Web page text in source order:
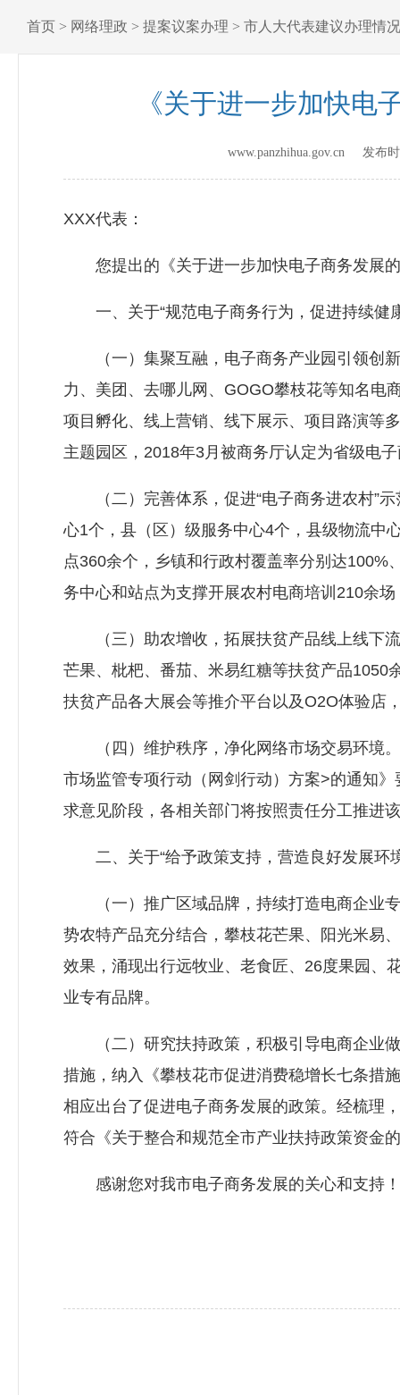
首页 > 网络理政 > 提案议案办理 > 市人大代表建议办理情况
《关于进一步加快电
www.panzhihua.gov.cn 发布
XXX代表：
您提出的《关于进一步加快电子商务发展的
一、关于“规范电子商务行为，促进持续健
（一）集聚互融，电子商务产业园引领创新
力、美团、去哪儿网、GOGO攀枝花等知名电
项目孵化、线上营销、线下展示、项目路演等
主题园区，2018年3月被商务厅认定为省级电
（二）完善体系，促进“电子商务进农村”示
心1个，县（区）级服务中心4个，县级物流中
点360余个，乡镇和行政村覆盖率分别达
务中心和站点为支撑开展农村电商培训210余
（三）助农增收，拓展扶贫产品线上线下流
芒果、枇杷、番茄、米易红糖等扶贫产品1050
扶贫产品各大展会等推介平台以及O2O体验店
（四）维护秩序，净化网络市场交易环境。
市场监管专项行动（网剑行动）方案>的通知
求意见阶段，各相关部门将按照责任分工推进
二、关于“给予政策支持，营造良好发展环
（一）推广区域品牌，持续打造电商企业专
势农特产品充分结合，攀枝花芒果、阳光米易
效果，涌现出行远牧业、老食匠、26度果园、
业专有品牌。
（二）研究扶持政策，积极引导电商企业做
措施，纳入《攀枝花市促进消费稳增长七条措
相应出台了促进电子商务发展的政策。经梳理
符合《关于整合和规范全市产业扶持政策资金
感谢您对我市电子商务发展的关心和支持！